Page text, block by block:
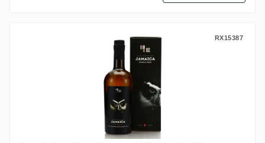
Romdeluxe New Yarmouth Wild Series
RX15387